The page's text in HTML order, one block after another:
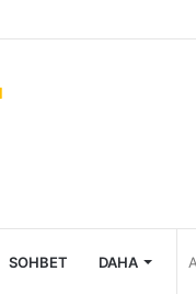
SOHBET DAHA